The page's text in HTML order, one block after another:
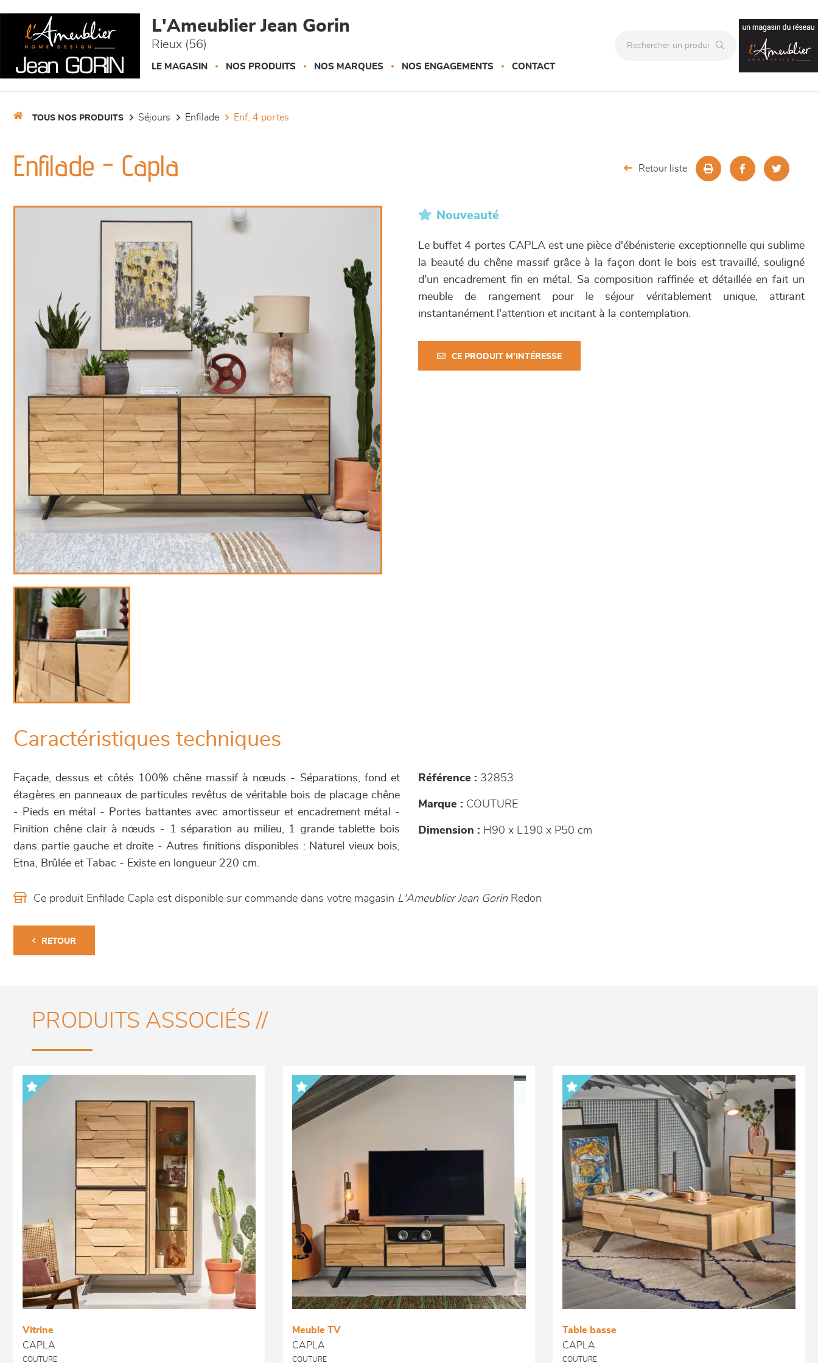
L'Ameublier Jean Gorin
Rieux (56)
LE MAGASIN NOS PRODUITS NOS MARQUES NOS ENGAGEMENTS CONTACT
TOUS NOS PRODUITS séjours enfilade enf. 4 portes
Enfilade - Capla Retour liste
Nouveauté
Le buffet 4 portes CAPLA est une pièce d'ébénisterie exceptionnelle qui sublime
la beauté du chêne massif grâce à la façon dont le bois est travaillé, souligné
d'un encadrement fin en métal. Sa composition raffinée et détaillée en fait un
meuble de rangement pour le séjour véritablement unique, attirant
instantanément l'attention et incitant à la contemplation.
CE PRODUIT M'INTÉRESSE
Caractéristiques techniques
Façade, dessus et côtés 100% chêne massif à nœuds - Séparations, fond et
étagères en panneaux de particules revêtus de véritable bois de placage chêne
- Pieds en métal - Portes battantes avec amortisseur et encadrement métal -
Finition chêne clair à nœuds - 1 séparation au milieu, 1 grande tablette bois
dans partie gauche et droite - Autres finitions disponibles : Naturel vieux bois,
Etna, Brûlée et Tabac - Existe en longueur 220 cm.
Référence : 32853
Marque : COUTURE
Dimension : H90 x L190 x P50 cm
Ce produit Enfilade Capla est disponible sur commande dans votre magasin L'Ameublier Jean GorinRedon
RETOUR
PRODUITS ASSOCIÉS //
Vitrine
CAPLA
COUTURE
Meuble TV
CAPLA
COUTURE
Table basse
CAPLA
COUTURE